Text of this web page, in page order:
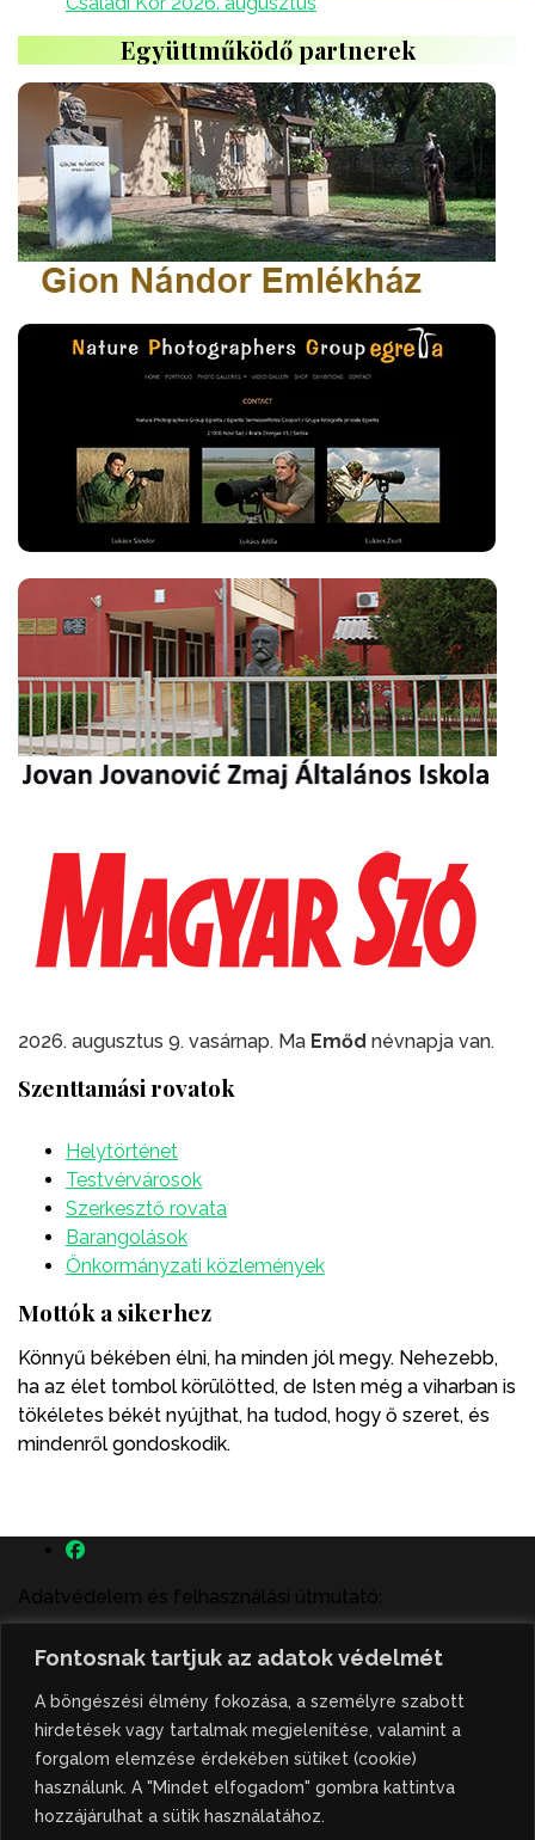
Fontosnak tartjuk az adatok védelmét
A böngészési élmény fokozása, a személyre szabott
hirdetések vagy tartalmak megjelenítése, valamint a
forgalom elemzése érdekében sütiket (cookie)
használunk. A "Mindet elfogadom" gombra kattintva
hozzájárulhat a sütik használatához.
Együttműködő partnerek
2026. augusztus 9. vasárnap. Ma Emőd névnapja van.
Szenttamási rovatok
Helytörténet
Testvérvárosok
Szerkesztő rovata
Barangolások
Önkormányzati közlemények
Mottók a sikerhez
Könnyű békében élni, ha minden jól megy. Nehezebb,
ha az élet tombol körülötted, de Isten még a viharban is
tökéletes békét nyújthat, ha tudod, hogy ő szeret, és
mindenről gondoskodik.
Adatvédelem és felhasználási útmutató:
A szenttamás.rs magyar nyelvű internetes hírportálon
megjelenő szerzői írások, a híranyag és minden egyéb
tartalom a portált működtető Gion Nándor Kulturális
Központ szellemi tulajdonát képezik, amely szellemi
tulajdont a nemzetközi és szerbiai törvények védik. A
jogosulatlan felhasználás büntető- és polgári jogi
következményeket von maga után. A hírportálon